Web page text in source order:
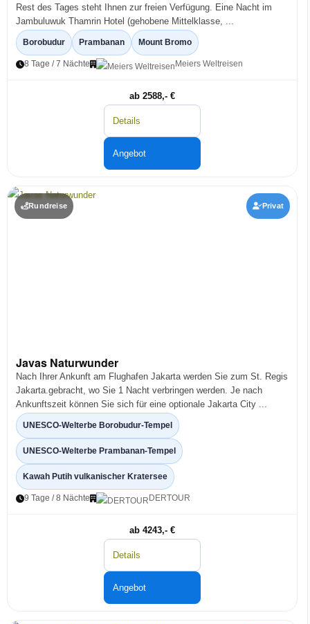
Rest des Tages steht Ihnen zur freien Verfügung. Eine Nacht im
Jambuluwuk Thamrin Hotel (gehobene Mittelklasse, ...
Borobudur Prambanan Mount Bromo
8 Tage / 7 Nächte Meiers Weltreisen
ab 2588,- €
Details
Angebot
Rundreise Privat
Javas Naturwunder
Nach Ihrer Ankunft am Flughafen Jakarta werden Sie zum St. Regis
Jakarta.gebracht, wo Sie 1 Nacht verbringen werden. Je nach
Ankunftszeit können Sie sich für eine optionale Jakarta City ...
UNESCO-Welterbe Borobudur-Tempel
UNESCO-Welterbe Prambanan-Tempel
Kawah Putih vulkanischer Kratersee
9 Tage / 8 Nächte DERTOUR
ab 4243,- €
Details
Angebot